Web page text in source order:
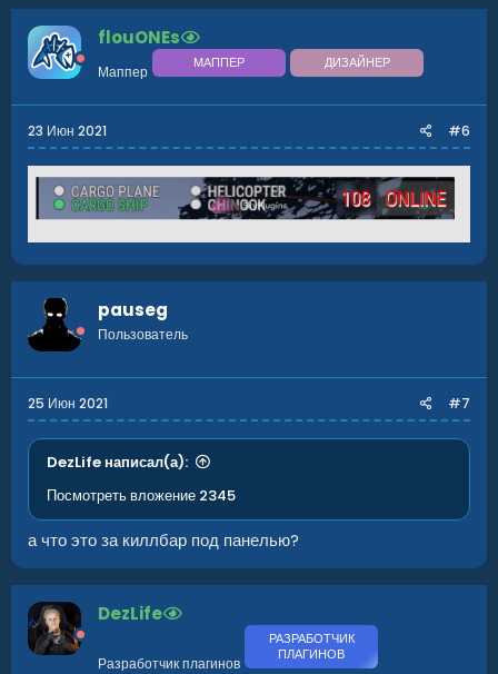
flouONEs
Маппер МАППЕР ДИЗАЙНЕР
23 Июн 2021 #6
pauseg
Пользователь
25 Июн 2021 #7
DezLife написал(а):
Посмотреть вложение 2345
а что это за киллбар под панелью?
DezLife
Разработчик плагинов
РАЗРАБОТЧИК
ПЛАГИНОВ